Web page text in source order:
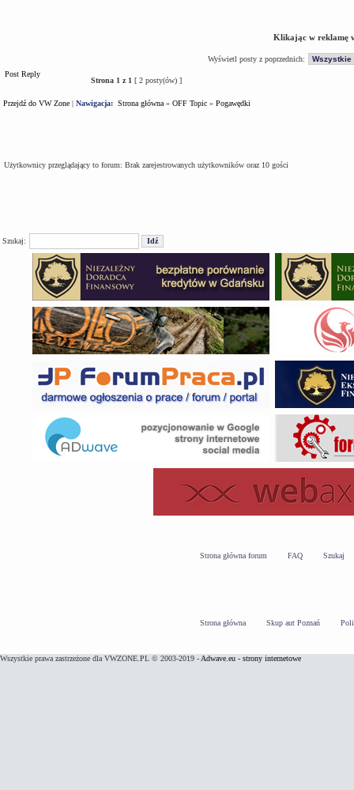
Klikając w reklamę
Wyświetl posty z poprzednich:
Post Reply
Strona 1 z 1 [ 2 posty(ów) ]
Przejdź do VW Zone | Nawigacja: Strona główna » OFF Topic » Pogawędki
Użytkownicy przeglądający to forum: Brak zarejestrowanych użytkowników oraz 10 gości
Szukaj:
Strona główna forum FAQ Szukaj
Strona główna Skup aut Poznań
Wszystkie prawa zastrzeżone dla VWZONE.PL © 2003-2019 - Adwave.eu - strony internetowe